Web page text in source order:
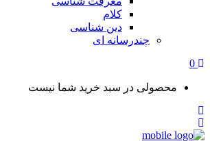
کلام
دین شناسی
چندرسانه ای
0
محصولی در سبد خرید شما نیست